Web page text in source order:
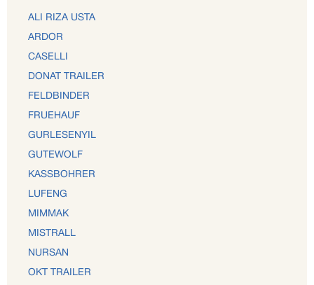
ALI RIZA USTA
ARDOR
CASELLI
DONAT TRAILER
FELDBINDER
FRUEHAUF
GURLESENYIL
GUTEWOLF
KASSBOHRER
LUFENG
MIMMAK
MISTRALL
NURSAN
OKT TRAILER